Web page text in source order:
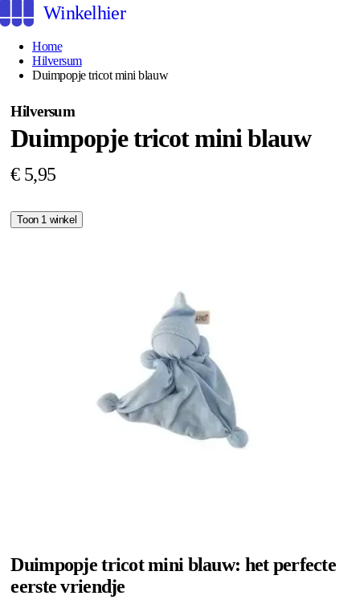
Winkelhier
Home
Hilversum
Duimpopje tricot mini blauw
Hilversum
Duimpopje tricot mini blauw
€ 5,95
Toon 1 winkel
Duimpopje tricot mini blauw: het perfecte
eerste vriendje